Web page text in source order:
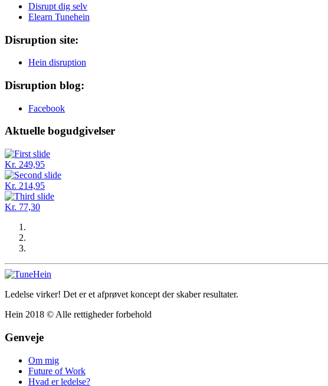
Disrupt dig selv
Elearn Tunehein
Disruption site:
Hein disruption
Disruption blog:
Facebook
Aktuelle bogudgivelser
Kr. 249,95
Kr. 214,95
Kr. 77,30
Ledelse virker! Det er et afprøvet koncept der skaber resultater.
Hein 2018 © Alle rettigheder forbehold
Genveje
Om mig
Future of Work
Hvad er ledelse?